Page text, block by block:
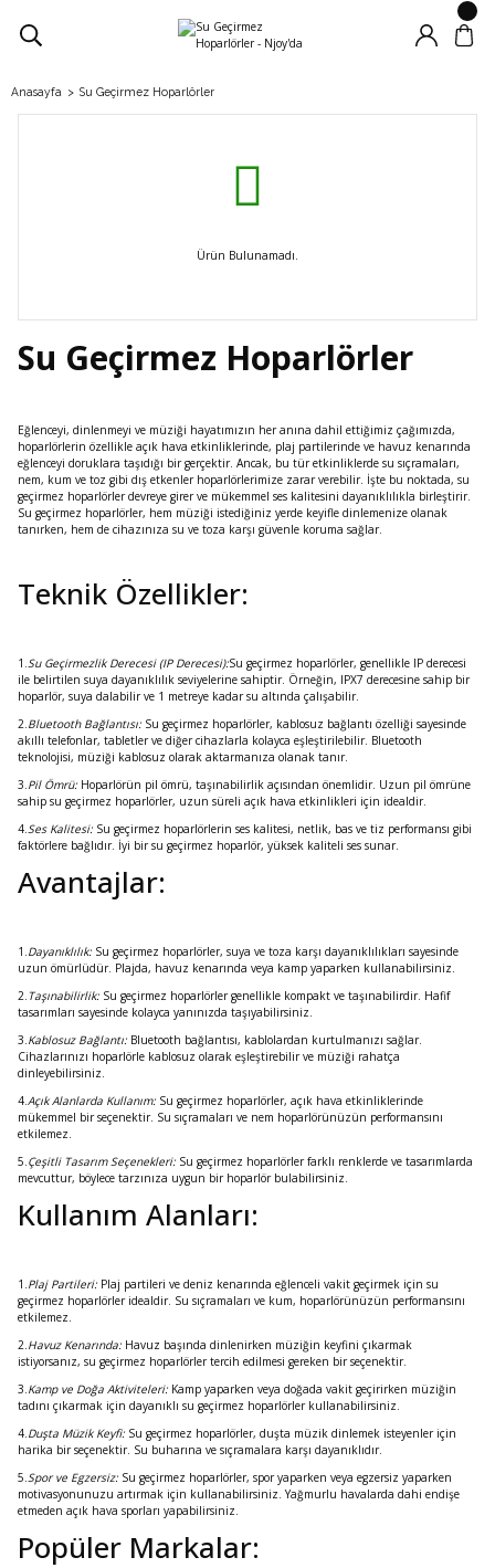
Anasayfa Su Geçirmez Hoparlörler
Ürün Bulunamadı.
Su Geçirmez Hoparlörler
Eğlenceyi, dinlenmeyi ve müziği hayatımızın her anına dahil ettiğimiz çağımızda,
hoparlörlerin özellikle açık hava etkinliklerinde, plaj partilerinde ve havuz kenarında
eğlenceyi doruklara taşıdığı bir gerçektir. Ancak, bu tür etkinliklerde su sıçramaları,
nem, kum ve toz gibi dış etkenler hoparlörlerimize zarar verebilir. İşte bu noktada, su
geçirmez hoparlörler devreye girer ve mükemmel ses kalitesini dayanıklılıkla birleştirir.
Su geçirmez hoparlörler, hem müziği istediğiniz yerde keyifle dinlemenize olanak
tanırken, hem de cihazınıza su ve toza karşı güvenle koruma sağlar.
Teknik Özellikler:
1.Su Geçirmezlik Derecesi (IP Derecesi):Su geçirmez hoparlörler, genellikle IP derecesi
ile belirtilen suya dayanıklılık seviyelerine sahiptir. Örneğin, IPX7 derecesine sahip bir
hoparlör, suya dalabilir ve 1 metreye kadar su altında çalışabilir.
2.Bluetooth Bağlantısı: Su geçirmez hoparlörler, kablosuz bağlantı özelliği sayesinde
akıllı telefonlar, tabletler ve diğer cihazlarla kolayca eşleştirilebilir. Bluetooth
teknolojisi, müziği kablosuz olarak aktarmanıza olanak tanır.
3.Pil Ömrü: Hoparlörün pil ömrü, taşınabilirlik açısından önemlidir. Uzun pil ömrüne
sahip su geçirmez hoparlörler, uzun süreli açık hava etkinlikleri için idealdir.
4.Ses Kalitesi: Su geçirmez hoparlörlerin ses kalitesi, netlik, bas ve tiz performansı gibi
faktörlere bağlıdır. İyi bir su geçirmez hoparlör, yüksek kaliteli ses sunar.
Avantajlar:
1.Dayanıklılık: Su geçirmez hoparlörler, suya ve toza karşı dayanıklılıkları sayesinde
uzun ömürlüdür. Plajda, havuz kenarında veya kamp yaparken kullanabilirsiniz.
2.Taşınabilirlik: Su geçirmez hoparlörler genellikle kompakt ve taşınabilirdir. Hafif
tasarımları sayesinde kolayca yanınızda taşıyabilirsiniz.
3.Kablosuz Bağlantı: Bluetooth bağlantısı, kablolardan kurtulmanızı sağlar.
Cihazlarınızı hoparlörle kablosuz olarak eşleştirebilir ve müziği rahatça
dinleyebilirsiniz.
4.Açık Alanlarda Kullanım: Su geçirmez hoparlörler, açık hava etkinliklerinde
mükemmel bir seçenektir. Su sıçramaları ve nem hoparlörünüzün performansını
etkilemez.
5.Çeşitli Tasarım Seçenekleri: Su geçirmez hoparlörler farklı renklerde ve tasarımlarda
mevcuttur, böylece tarzınıza uygun bir hoparlör bulabilirsiniz.
Kullanım Alanları:
1.Plaj Partileri: Plaj partileri ve deniz kenarında eğlenceli vakit geçirmek için su
geçirmez hoparlörler idealdir. Su sıçramaları ve kum, hoparlörünüzün performansını
etkilemez.
2.Havuz Kenarında: Havuz başında dinlenirken müziğin keyfini çıkarmak
istiyorsanız, su geçirmez hoparlörler tercih edilmesi gereken bir seçenektir.
3.Kamp ve Doğa Aktiviteleri: Kamp yaparken veya doğada vakit geçirirken müziğin
tadını çıkarmak için dayanıklı su geçirmez hoparlörler kullanabilirsiniz.
4.Duşta Müzik Keyfi: Su geçirmez hoparlörler, duşta müzik dinlemek isteyenler için
harika bir seçenektir. Su buharına ve sıçramalara karşı dayanıklıdır.
5.Spor ve Egzersiz: Su geçirmez hoparlörler, spor yaparken veya egzersiz yaparken
motivasyonunuzu artırmak için kullanabilirsiniz. Yağmurlu havalarda dahi endişe
etmeden açık hava sporları yapabilirsiniz.
Popüler Markalar: